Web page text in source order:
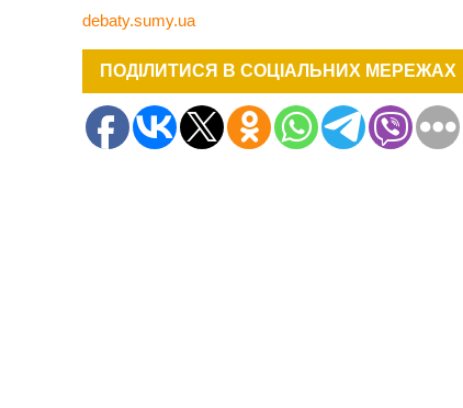
debaty.sumy.ua
ПОДІЛИТИСЯ В СОЦІАЛЬНИХ МЕРЕЖАХ